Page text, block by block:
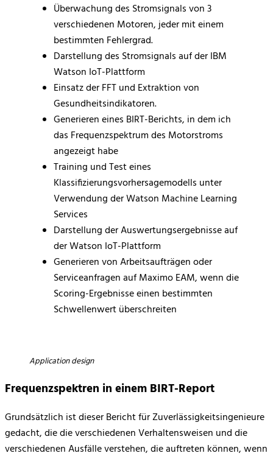
Überwachung des Stromsignals von 3
verschiedenen Motoren, jeder mit einem
bestimmten Fehlergrad.
Darstellung des Stromsignals auf der IBM
Watson IoT-Plattform
Einsatz der FFT und Extraktion von
Gesundheitsindikatoren.
Generieren eines BIRT-Berichts, in dem ich
das Frequenzspektrum des Motorstroms
angezeigt habe
Training und Test eines
Klassifizierungsvorhersagemodells unter
Verwendung der Watson Machine Learning
Services
Darstellung der Auswertungsergebnisse auf
der Watson IoT-Plattform
Generieren von Arbeitsaufträgen oder
Serviceanfragen auf Maximo EAM, wenn die
Scoring-Ergebnisse einen bestimmten
Schwellenwert überschreiten
Application design
Frequenzspektren in einem BIRT-Report
Grundsätzlich ist dieser Bericht für Zuverlässigkeitsingenieure
gedacht, die die verschiedenen Verhaltensweisen und die
verschiedenen Ausfälle verstehen, die auftreten können, wenn